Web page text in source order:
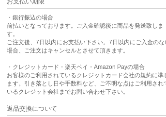
・銀行振込の場合
前払いとなっております。ご入金確認後に商品を発送致しま
す。
ご注文後、7日以内にお支払い下さい。7日以内にご入金のな
場合、ご注文はキャンセルとさせて頂きます。
・クレジットカード・楽天ペイ・Amazon Payの場合
お客様のご利用されているクレジットカード会社の規約に準
ます。引き落とし日や手数料など、ご不明な点はご利用され
いるクレジット会社までお問い合わせ下さい。
返品交換について